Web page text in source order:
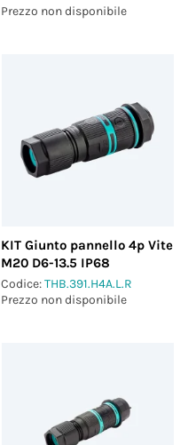
Prezzo non disponibile
KIT Giunto pannello 4p Vite
M20 D6-13.5 IP68
Codice:THB.391.H4A.L.R
Prezzo non disponibile